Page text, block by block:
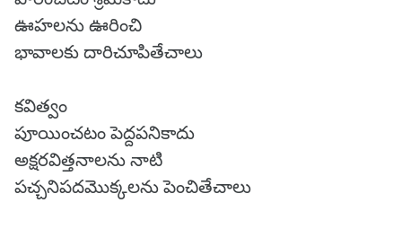
ఊహలను ఊరించి
భావాలకు దారిచూపితేచాలు
కవిత్వం
పూయించటం పెద్దపనికాదు
అక్షరవిత్తనాలను నాటి
పచ్చనిపదమొక్కలను పెంచితేచాలు